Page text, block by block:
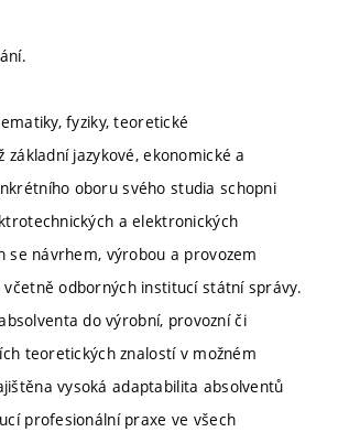
fyziky, teoretické
jazykové, ekonomické a
oboru svého studia schopni
a elektronických
se návrhem, výrobou a provozem
odborných institucí státní správy.
do výrobní, provozní či
teoretických znalostí v možném
vysoká adaptabilita absolventů
profesionální praxe ve všech